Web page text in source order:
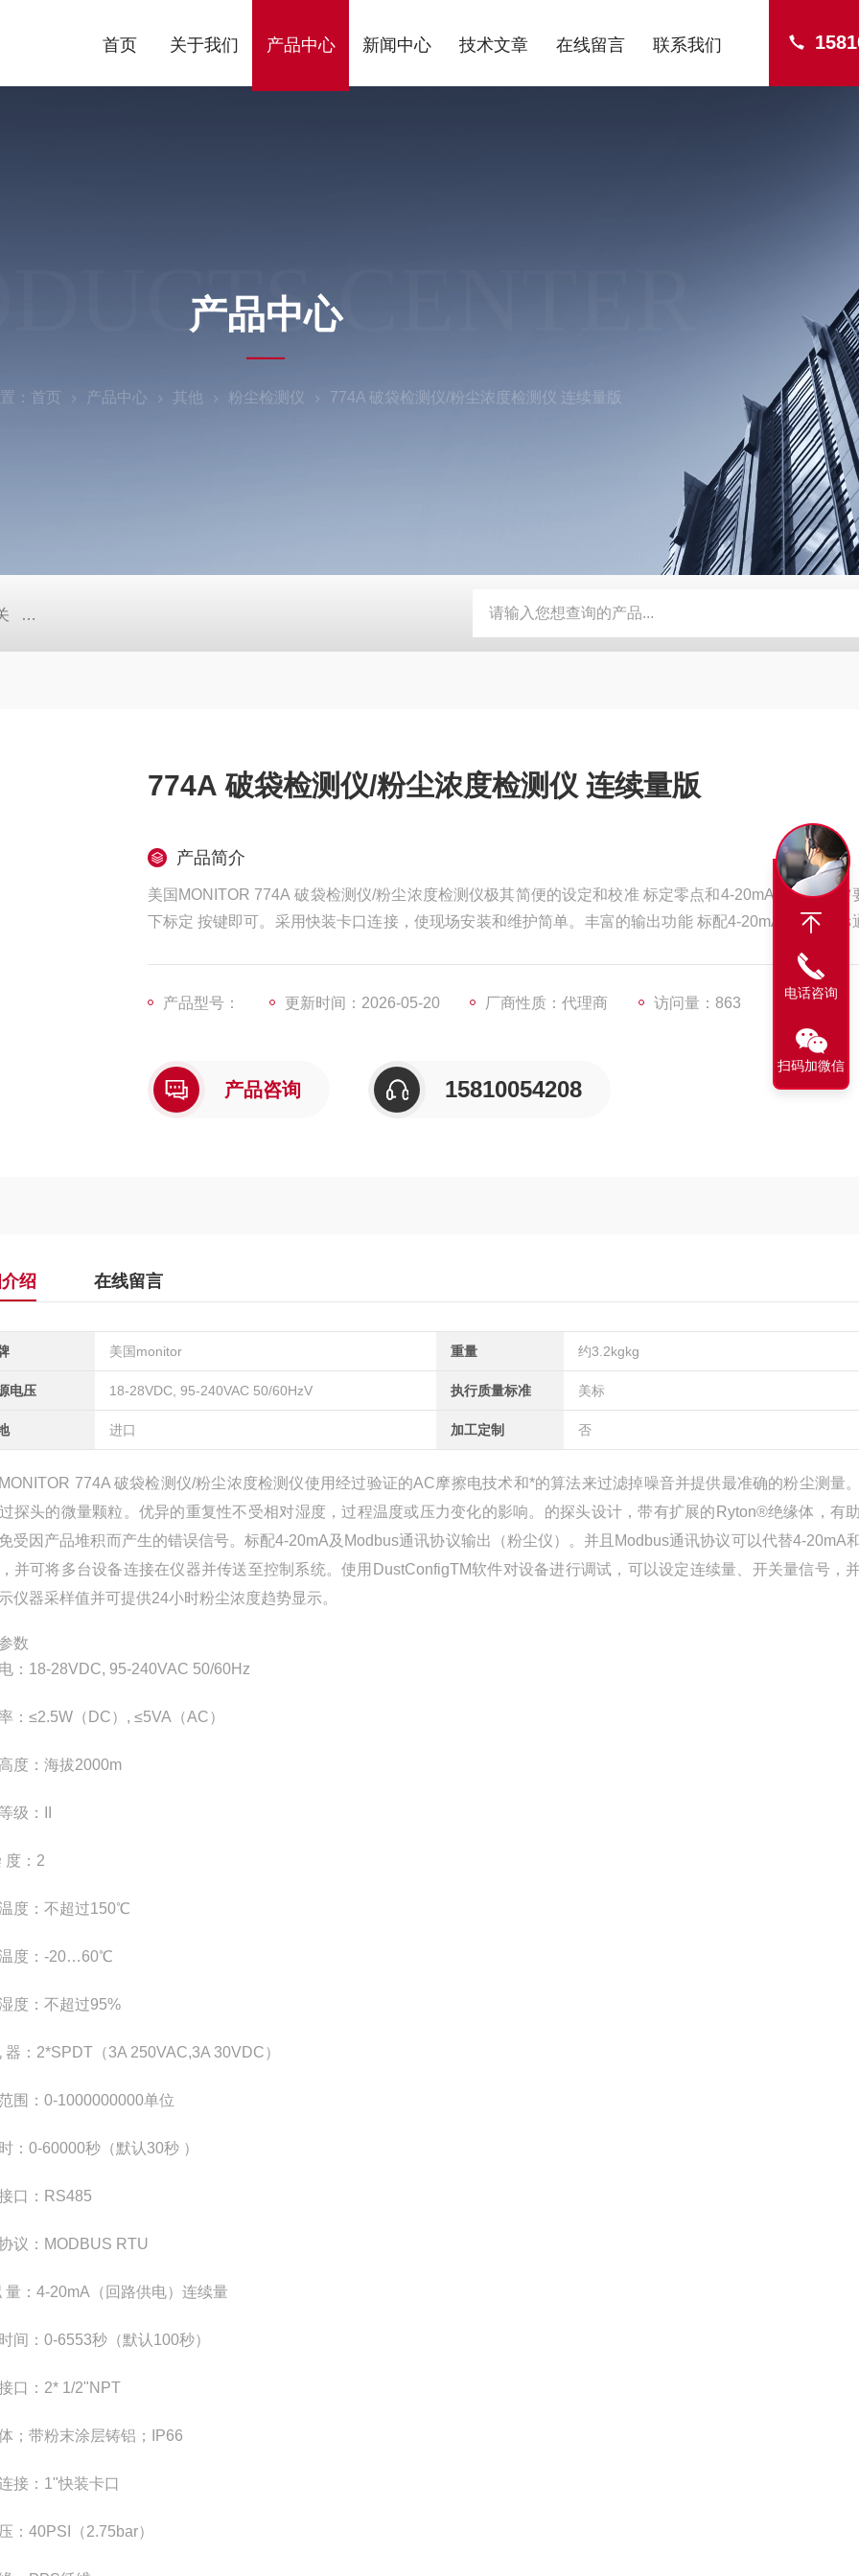
首页 关于我们 产品中心 新闻中心 技术文章 在线留言 联系我们
CENTER
产品中心
： 首页 产品中心 其他 粉尘检测仪 774A 破袋检测仪/粉尘浓度检测仪 连续量版
超声波液位计 ECHOSONIC-Ⅱ系列 LU27/LU23/LU28/LU29 电导式液位开关 NIVOCONT系列 雷达物位计
774A 破袋检测仪/粉尘浓度检测仪 连续量版
产品简介
美国MONITOR 774A 破袋检测仪/粉尘浓度检测仪极其简便的设定和校准 标定零点和4-20mA量程，只需要按一
下标定 按键即可。采用快装卡口连接，使现场安装和维护简单。丰富的输出功能 标配4-20mA及Modbus通讯协
产品型号：
更新时间：2026-05-20 厂商性质：代理商 访问量：863
产品咨询 15810054208
绍 在线留言
美国monitor 重量 约3.2kgkg
电压 18-28VDC, 95-240VAC 50/60HzV 执行质量标准 美标
进口 加工定制 否
774A 破袋检测仪/粉尘浓度检测仪使用经过验证的AC摩擦电技术和*的算法来过滤掉噪音并提供最准确的粉尘测量
探头的微量颗粒。优异的重复性不受相对湿度，过程温度或压力变化的影响。的探头设计，带有扩展的Ryton®绝缘体，有
受因产品堆积而产生的错误信号。标配4-20mA及Modbus通讯协议输出（粉尘仪）。并且Modbus通讯协议可以代替4-20mA
并可将多台设备连接在仪器并传送至控制系统。使用DustConfigTM软件对设备进行调试，可以设定连续量、开关量信号，
仪器采样值并可提供24小时粉尘浓度趋势显示。
数
：18-28VDC, 95-240VAC 50/60Hz
≤2.5W（DC）, ≤5VA（AC）
度：海拔2000m
级：II
度：2
度：不超过150℃
度：-20…60℃
度：不超过95%
器：2*SPDT（3A 250VAC,3A 30VDC）
围：0-1000000000单位
0-60000秒（默认30秒 ）
口：RS485
议：MODBUS RTU
量：4-20mA（回路供电）连续量
间：0-6553秒（默认100秒）
口：2* 1/2"NPT
；带粉末涂层铸铝；IP66
接：1"快装卡口
40PSI（2.75bar）
电话咨询
扫码加微信